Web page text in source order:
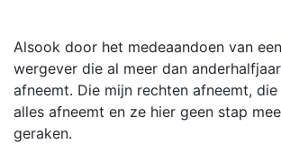
Alsook door het medeaandoen van
wergever die al meer dan
afneemt. Die mijn rechten afneemt,
alles afneemt en ze hier geen stap
geraken.